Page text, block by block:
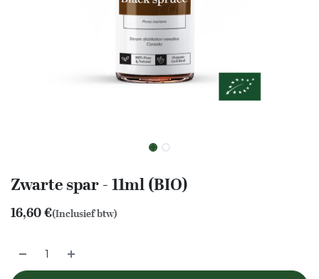
Zwarte spar - 11ml (BIO)
16,60€(Inclusief btw)